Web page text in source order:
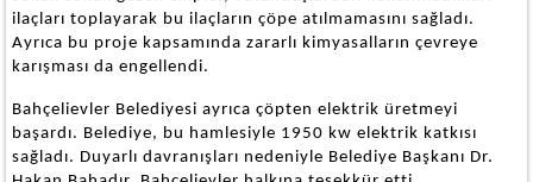
ilaçları toplayarak bu ilaçların çöpe atılmamasını sağladı.
Ayrıca bu proje kapsamında zararlı kimyasalların çevreye
karışması da engellendi.
Bahçelievler Belediyesi ayrıca çöpten elektrik üretmeyi
başardı. Belediye, bu hamlesiyle 1950 kw elektrik katkısı
sağladı. Duyarlı davranışları nedeniyle Belediye Başkanı Dr.